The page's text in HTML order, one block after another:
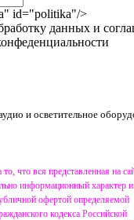
id="politika"/>
данных и
и осветительное
что вся представленная на
информационный характер
офертой определяемой
кодекса Российской